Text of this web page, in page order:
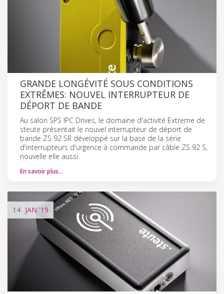
GRANDE LONGÉVITÉ SOUS CONDITIONS
EXTRÊMES: NOUVEL INTERRUPTEUR DE
DÉPORT DE BANDE
Au salon SPS IPC Drives, le domaine d'activité Extreme de
steute présentait le nouvel interrupteur de déport de
bande ZS 92 SR développé sur la base de la série
d'interrupteurs d'urgence à commande par câble ZS 92 S,
nouvelle elle aussi.
En savoir plus…
14 JAN'19